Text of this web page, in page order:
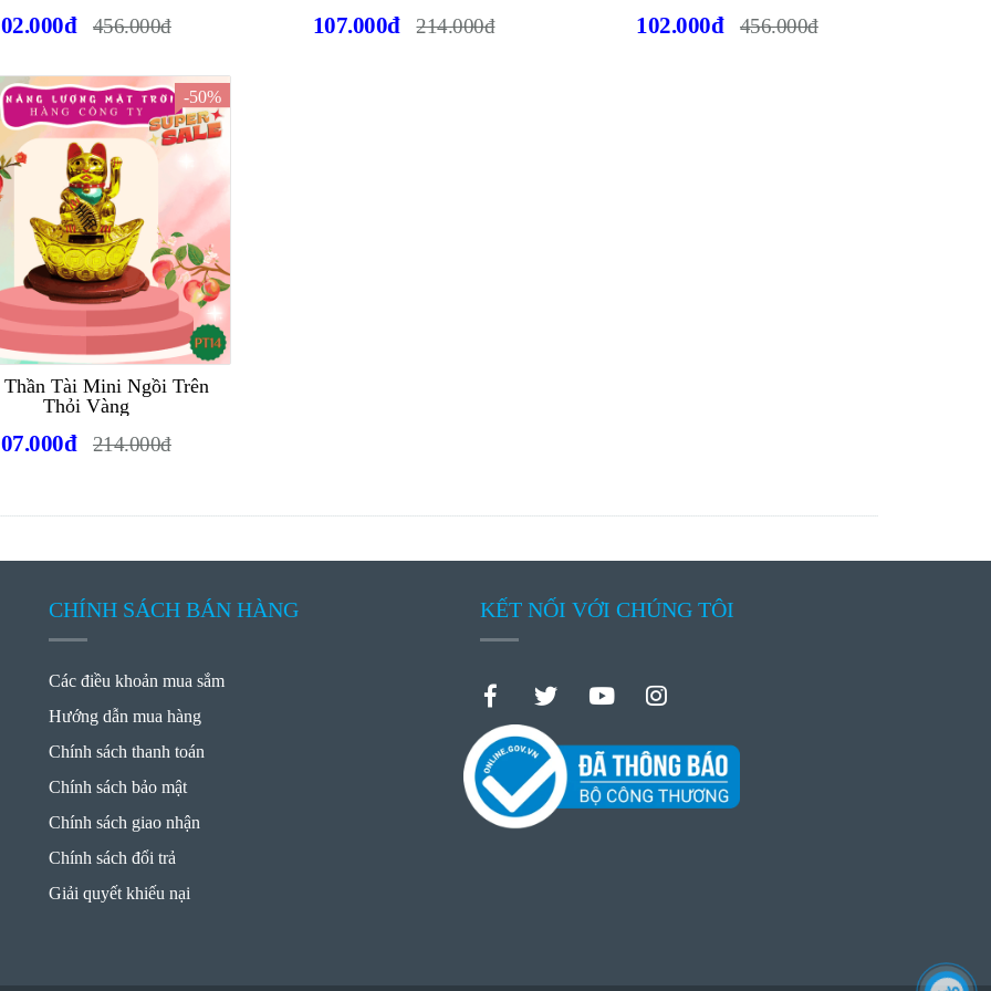
456.000đ 107.000đ 214.000đ 102.000đ 456.000đ
-50%
Thần Tài Mini Ngồi Trên
Thỏi Vàng
214.000đ
CHÍNH SÁCH BÁN HÀNG
Các điều khoản mua sắm
Hướng dẫn mua hàng
Chính sách thanh toán
Chính sách bảo mật
Chính sách giao nhận
Chính sách đổi trả
Giải quyết khiếu nại
KẾT NỐI VỚI CHÚNG TÔI